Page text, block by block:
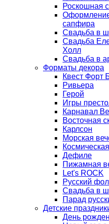
Роскошная
сапфира
Свадьба в
Свадьба
Холл
Свадьба в
Форматы декора
Квест Форт
Ривьера
Герой
Игры
Карнавал
Восточная
Карлсон
Морская
Дефиле
Пижамная
Let's ROCK
Русский
Свадьба в
Парад
Детские
День